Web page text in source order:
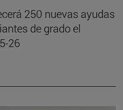
250 nuevas ayudas
de grado el
26